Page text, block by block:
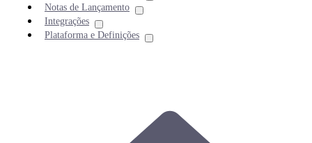
Notas de Lançamento
Integrações
Plataforma e Definições